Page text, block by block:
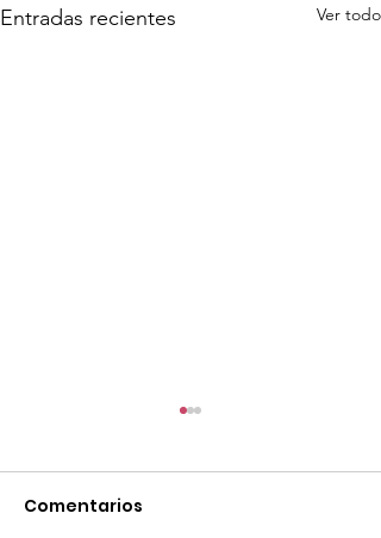
Entradas recientes Ver todo
Comentarios